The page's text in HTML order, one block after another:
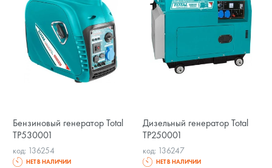
Бензиновый генератор Total
TP530001
код: 136254
НЕТ В НАЛИЧИИ
Дизельный генератор Total
TP250001
код: 136247
НЕТ В НАЛИЧИИ